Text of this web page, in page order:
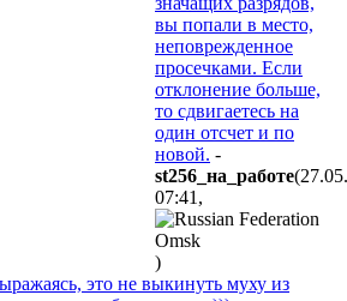
вы попали в место,
неповрежденное
просечками. Если
отклонение больше,
то сдвигаетесь на
один отсчет и по
новой. -
st256_нa_paбoтe
07:41 ,
)
это не выкинуть муху из